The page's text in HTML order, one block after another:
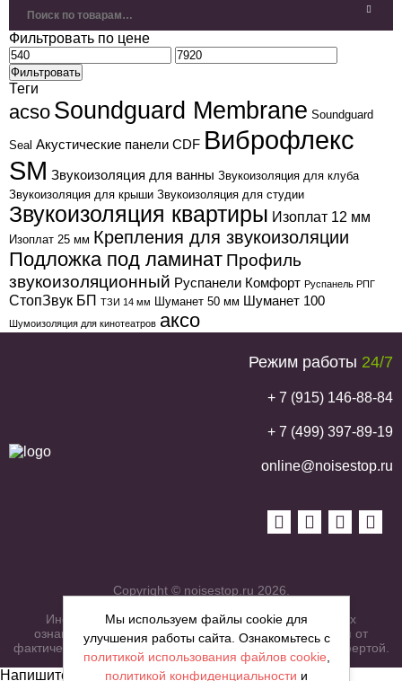
Фильтровать по цене
Фильтровать
Теги
acso Soundguard Membrane Soundguard
Seal Акустические панели CDF Виброфлекс
SM Звукоизоляция для ванны Звукоизоляция для клуба
Звукоизоляция для крыши Звукоизоляция для студии
Звукоизоляция квартиры Изоплат 12 мм
Изоплат 25 мм Крепления для звукоизоляции
Подложка под ламинат Профиль
звукоизоляционный Руспанели Комфорт Руспанель РПГ
СтопЗвук БП ТЗИ 14 мм Шуманет 50 мм Шуманет 100
Шумоизоляция для кинотеатров аксо
Режим работы 24/7
+ 7 (915) 146-88-84
+ 7 (499) 397-89-19
online@noisestop.ru
Copyright © noisestop.ru 2026.
Информация о товарах на сайте приведена в целях
ознакомленияя. Фотографии, цвета могут отличаться от
фактических характеристик и не являются публичной офертой.
Напишите нам сообщение
Мы используем файлы cookie для
улучшения работы сайта. Ознакомьтесь с
политикой использования файлов cookie
политикой конфиденциальности и